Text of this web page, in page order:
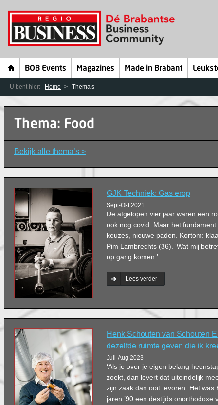
BOB Events Magazines Made in Brabant
U bent hier: Home Thema's
Thema: Food
Bekijk alle thema’s >
GJK Techniek: Gas erop
Sept-Okt 2021
De afgelopen vier jaar waren een
ook nog covid. Maar het fundament
keuzes, nieuwe paden. Kortom:
Pim Lambrechts (36). ‘Wat mij
op gang komen.’
Lees verder
Henk Schouten van Schouten
dezelfde ruimte geven die ik
Juli-Aug 2023
‘Als je over je eigen belang
zoekt, dan levert dat uiteindelijk
zijn zaak dan ooit tevoren. Het was
jaren ’90 een destijds onorthodoxe